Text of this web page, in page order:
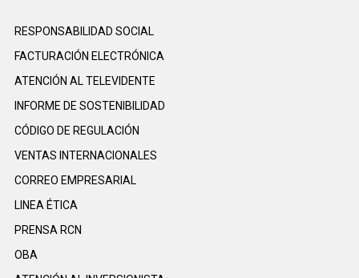
RESPONSABILIDAD SOCIAL
FACTURACIÓN ELECTRÓNICA
ATENCIÓN AL TELEVIDENTE
INFORME DE SOSTENIBILIDAD
CÓDIGO DE REGULACIÓN
VENTAS INTERNACIONALES
CORREO EMPRESARIAL
LINEA ÉTICA
PRENSA RCN
OBA